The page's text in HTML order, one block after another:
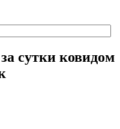
сутки ковидом